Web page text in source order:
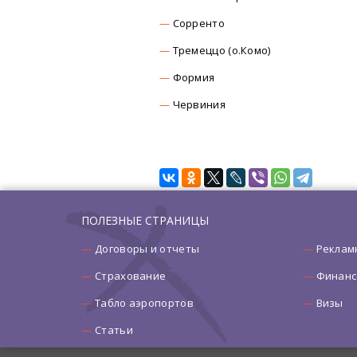
Сорренто
Тремеццо (о.Комо)
Формия
Червиния
ПОЛЕЗНЫЕ СТРАНИЦЫ
Договоры и отчеты
Страхование
Табло аэропортов
Визы
Статьи